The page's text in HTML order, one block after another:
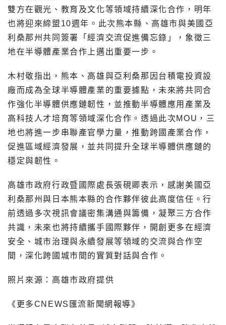
雙方在觀光、教育及文化等領域持續深化合作，明年
也將迎來締盟10週年。此次熊本縣、高雄市與美國亞
利桑那州共同簽署「經濟交流促進備忘錄」，象徵三
地在半導體產業合作上邁出重要一步。
木村敬指出，熊本、高雄與亞利桑那因台積電投資設
廠而成為全球半導體產業的重要據點，未來將共同合
作強化半導體供應鏈韌性，並推動半導體應用產業及
高科技人才培育等領域深化合作。透過此次MOU，三
地也將進一步串聯產官學力量，推動跨國產業合作，
促進區域經濟發展，並共同提升全球半導體供應鏈的
穩定與韌性。
高雄市政府行政暨國際處長張硯卿表示，感謝美國亞
利桑那州與日本熊本縣的合作夥伴彼此高度信任。行
前透過多次視訊會議密集溝通與籌備，凝聚三方合作
共識，未來也將持續攜手國際夥伴，開創更多在經濟
安全、城市治理與永續發展等領域的交流與合作空
間，深化跨國城市間的實質對話與合作。
照片來源：高雄市政府提供
《更多CNEWS匯流新聞網報導》